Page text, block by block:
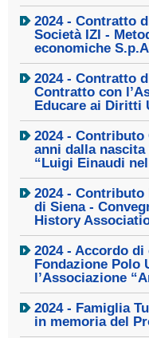
2024 - Contratto
Società IZI -
economiche
2024 - Contratto
Contratto con
Educare ai Diritti
2024 -
anni dalla
“Luigi Einaudi
2024 - Contributo
di Siena -
History
2024 - Accordo
Fondazione Polo
l’Associazione
2024 - Famiglia
in memoria del